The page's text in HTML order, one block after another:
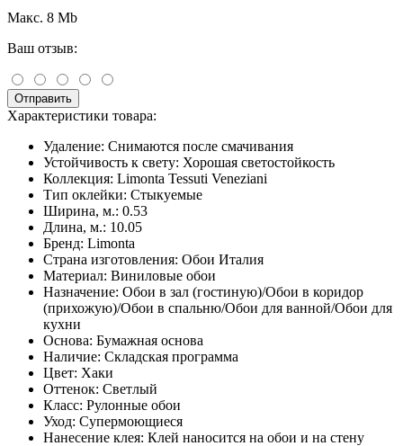
Макс. 8 Mb
Ваш отзыв:
Отправить
Характеристики товара:
Удаление: Снимаются после смачивания
Устойчивость к свету: Хорошая светостойкость
Коллекция: Limonta Tessuti Veneziani
Тип оклейки: Стыкуемые
Ширина, м.: 0.53
Длина, м.: 10.05
Бренд: Limonta
Страна изготовления: Обои Италия
Материал: Виниловые обои
Назначение: Обои в зал (гостиную)/Обои в коридор
(прихожую)/Обои в спальню/Обои для ванной/Обои для
кухни
Основа: Бумажная основа
Наличие: Складская программа
Цвет: Хаки
Оттенок: Светлый
Класс: Рулонные обои
Уход: Супермоющиеся
Нанесение клея: Клей наносится на обои и на стену